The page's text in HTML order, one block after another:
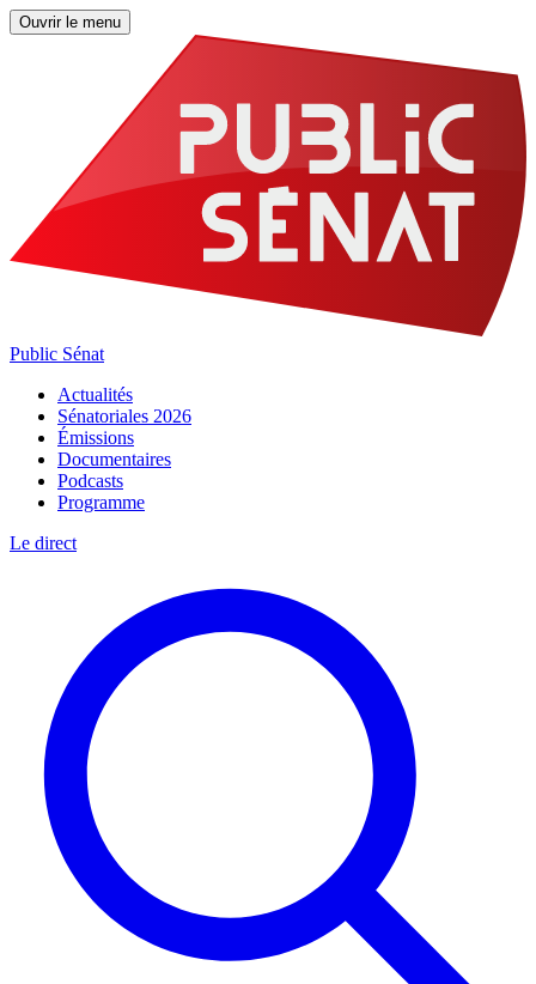
Ouvrir le menu
Public Sénat
Actualités
Sénatoriales 2026
Émissions
Documentaires
Podcasts
Programme
Le direct